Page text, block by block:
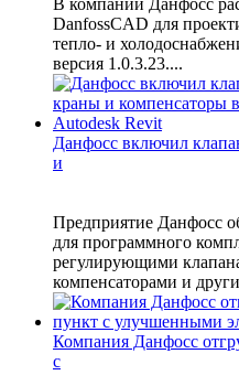
В компании Данфосс
DanfossCAD для
тепло- и
версия 1.0.3.23....
Данфосс включил
и
Предприятие Данфосс
для программного
регулирующими
компенсаторами и
Компания Данфосс
с